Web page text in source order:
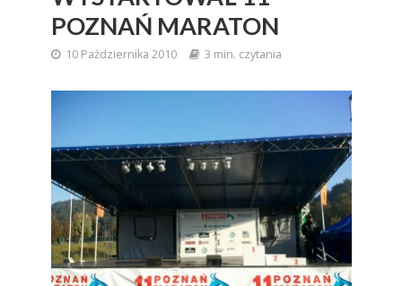
POZNAŃ MARATON
10 Października 2010 3 min. czytania